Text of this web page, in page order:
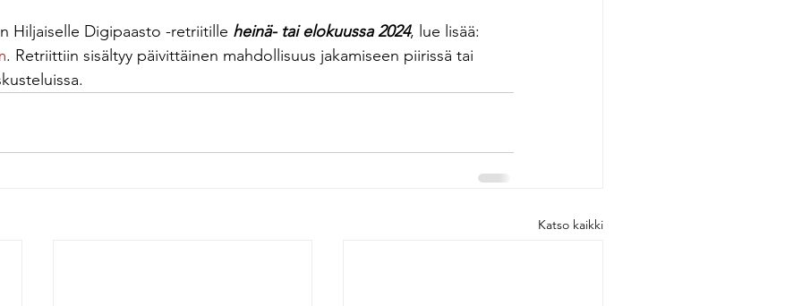
Hiljaiselle Digipaasto -retriitille heinä- tai elokuussa 2024, lue lisää:
. Retriittiin sisältyy päivittäinen mahdollisuus jakamiseen piirissä tai
Katso kaikki